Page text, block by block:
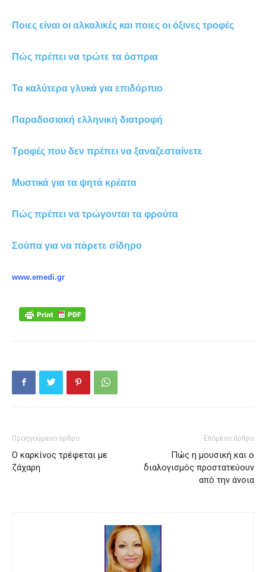
Ποιες είναι οι αλκαλικές και ποιες οι όξινες τροφές
Πώς πρέπει να τρώτε τα όσπρια
Τα καλύτερα γλυκά για επιδόρπιο
Παραδοσιακή ελληνική διατροφή
Τροφές που δεν πρέπει να ξαναζεσταίνετε
Μυστικά για τα ψητά κρέατα
Πώς πρέπει να τρώγονται τα φρούτα
Σούπα για να πάρετε σίδηρο
www.emedi.gr
Προηγούμενο άρθρο
Ο καρκίνος τρέφεται με
ζάχαρη
Επόμενο άρθρο
Πώς η μουσική και ο
διαλογισμός προστατεύουν
από την άνοια